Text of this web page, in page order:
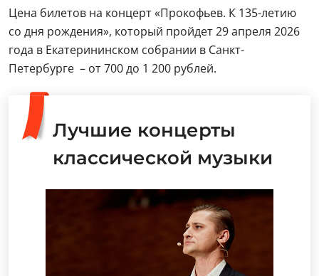
Цена билетов на концерт «Прокофьев. К 135-летию
со дня рождения», который пройдет 29 апреля 2026
года в Екатерининском собрании в Санкт-
Петербурге – от 700 до 1 200 рублей.
Лучшие концерты
классической музыки